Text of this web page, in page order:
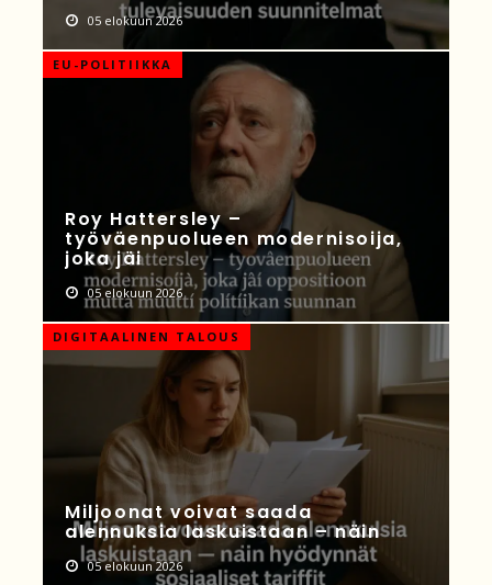
05 elokuun 2026
EU-POLITIIKKA
Roy Hattersley –
työväenpuolueen modernisoija,
joka jäi
05 elokuun 2026
DIGITAALINEN TALOUS
Miljoonat voivat saada
alennuksia laskuistaan – näin
05 elokuun 2026